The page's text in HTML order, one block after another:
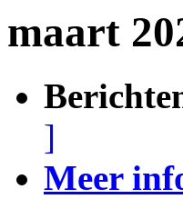
maart
]
Meer